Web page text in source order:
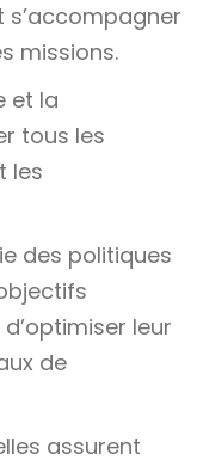
missions.
et la
tous les
les
des politiques
leur
de
assurent